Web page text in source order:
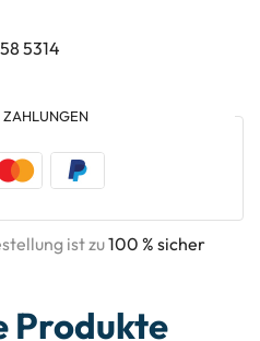
5314
ZAHLUNGEN
ist zu100 % sicher
Produkte